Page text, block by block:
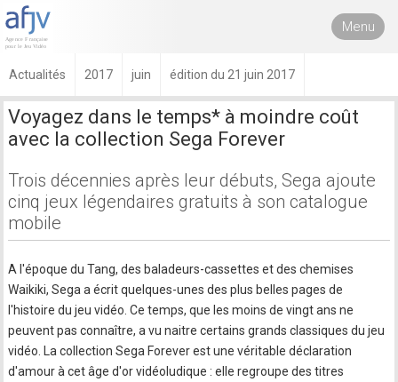
Menu
Actualités 2017 juin édition du 21 juin 2017
Voyagez dans le temps* à moindre coût
avec la collection Sega Forever
Trois décennies après leur débuts, Sega ajoute
cinq jeux légendaires gratuits à son catalogue
mobile
A l'époque du Tang, des baladeurs-cassettes et des chemises
Waikiki, Sega a écrit quelques-unes des plus belles pages de
l'histoire du jeu vidéo. Ce temps, que les moins de vingt ans ne
peuvent pas connaître, a vu naitre certains grands classiques du jeu
vidéo. La collection Sega Forever est une véritable déclaration
d'amour à cet âge d'or vidéoludique : elle regroupe des titres